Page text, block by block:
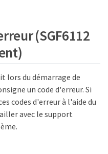
(SGF6112
lors du démarrage de
un code d'erreur. Si
codes d'erreur à l'aide du
avec le support